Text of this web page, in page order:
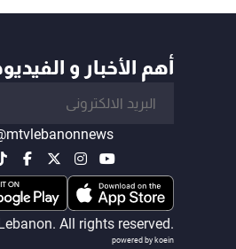
أهم الأخبار و
All rights reserved.
powered by koein